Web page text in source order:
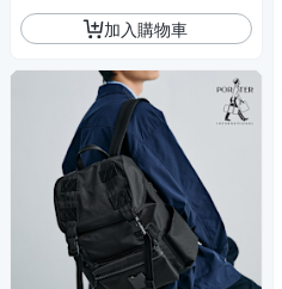
加入購物車